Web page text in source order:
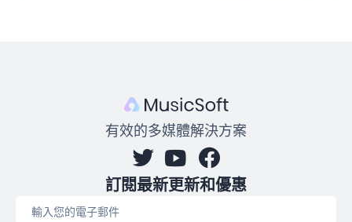
有效的多媒體解決方案
訂閱最新更新和優惠